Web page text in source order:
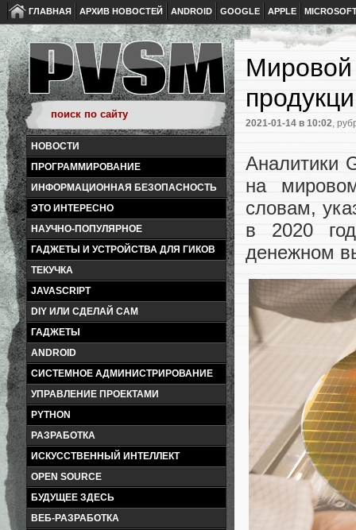
ГЛАВНАЯ АРХИВ НОВОСТЕЙ ANDROID GOOGLE APPLE
НОВОСТИ
ПРОГРАММИРОВАНИЕ
ИНФОРМАЦИОННАЯ БЕЗОПАСНОСТЬ
ЭТО ИНТЕРЕСНО
НАУЧНО-ПОПУЛЯРНОЕ
ГАДЖЕТЫ И УСТРОЙСТВА ДЛЯ ГИКОВ
ТЕКУЧКА
JAVASCRIPT
DIY ИЛИ СДЕЛАЙ САМ
ГАДЖЕТЫ
ANDROID
СИСТЕМНОЕ АДМИНИСТРИРОВАНИЕ
УПРАВЛЕНИЕ ПРОЕКТАМИ
PYTHON
РАЗРАБОТКА
ИСКУССТВЕННЫЙ ИНТЕЛЛЕКТ
OPEN SOURCE
БУДУЩЕЕ ЗДЕСЬ
ВЕБ-РАЗРАБОТКА
Мировой
2021-01-14 в 10:02,
Аналитики
на
словам,
в 2020
денежном